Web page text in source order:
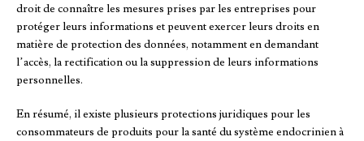
droit de connaître les mesures prises par les entreprises pour
protéger leurs informations et peuvent exercer leurs droits en
matière de protection des données, notamment en demandant
l’accès, la rectification ou la suppression de leurs informations
personnelles.
En résumé, il existe plusieurs protections juridiques pour les
consommateurs de produits pour la santé du système endocrinien à